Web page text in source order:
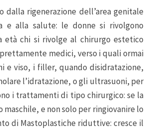
dalla rigenerazione dell’area genitale
e alla salute: le donne si rivolgono
età chi si rivolge al chirurgo estetico
medici, verso i quali ormai
e viso, i filler, quando disidratazione,
l’idratazione, o gli ultrasuoni, per
i trattamenti di tipo chirurgico: se la
e non solo per ringiovanire lo
di Mastoplastiche riduttive: cresce il